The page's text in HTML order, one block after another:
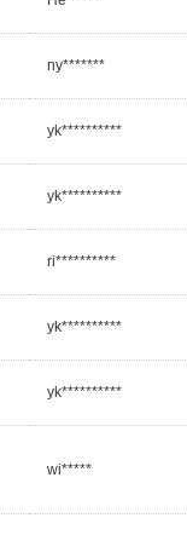
ny*******
yk**********
yk**********
ri**********
yk**********
yk**********
wi*****